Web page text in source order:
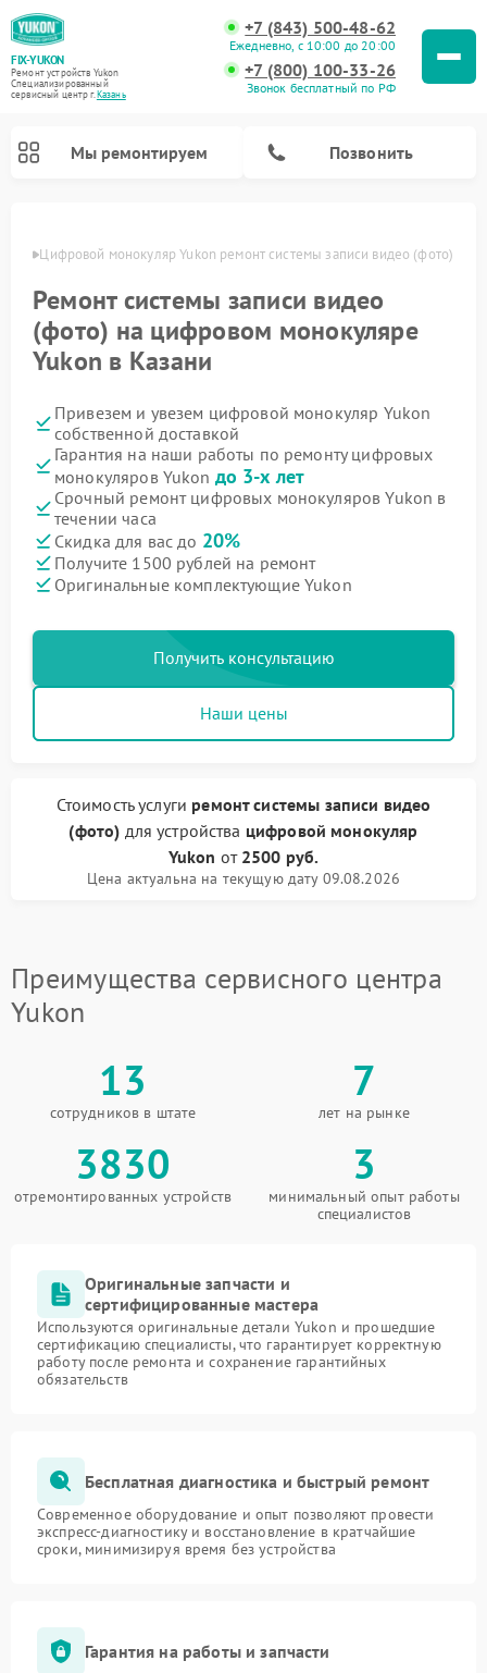
FIX-YUKON
Ремонт устройств Yukon
Специализированный
cервисный центр г.Казань
+7 (843) 500-48-62
Ежедневно, с 10:00 до 20:00
+7 (800) 100-33-26
Звонок бесплатный по РФ
Мы ремонтируем Позвонить
Цифровой монокуляр Yukon ремонт системы записи видео (фото)
Ремонт системы записи видео
(фото) на цифровом монокуляре
Yukon в Казани
Привезем и увезем цифровой монокуляр Yukon
собственной доставкой
Гарантия на наши работы по ремонту цифровых
монокуляров Yukon до 3-х лет
Срочный ремонт цифровых монокуляров Yukon в
течении часа
Скидка для вас до 20%
Получите 1500 рублей на ремонт
Оригинальные комплектующие Yukon
Получить консультацию
Наши цены
Стоимость услуги ремонт системы записи видео
(фото) для устройства цифровой монокуляр
Yukon от 2500 руб.
Цена актуальна на текущую дату 09.08.2026
Преимущества сервисного центра
Yukon
13
сотрудников в штате
7
лет на рынке
3830
отремонтированных устройств
3
минимальный опыт работы
специалистов
Оригинальные запчасти и
сертифицированные мастера
Используются оригинальные детали Yukon и прошедшие
сертификацию специалисты, что гарантирует корректную
работу после ремонта и сохранение гарантийных
обязательств
Бесплатная диагностика и быстрый ремонт
Современное оборудование и опыт позволяют провести
экспресс-диагностику и восстановление в кратчайшие
сроки, минимизируя время без устройства
Гарантия на работы и запчасти